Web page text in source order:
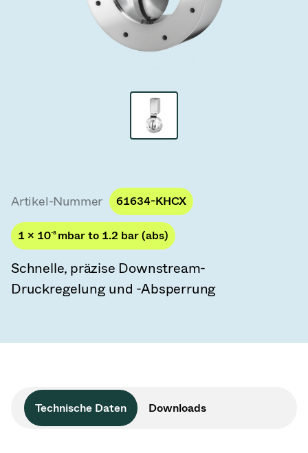
Vakuum-Transferventile
Vakuum-Transfertüren
Vakuumventil-Designoptionen
ITER Vakuumventilkatalog
Artikel-Nummer 61634-KHCX
1 × 10-8 mbar to 1.2 bar (abs)
Schnelle, präzise Downstream-
Druckregelung und -Absperrung
Technische Daten Downloads